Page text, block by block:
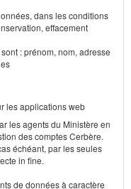
dans les conditions
effacement
: prénom, nom, adresse
les applications web
les agents du Ministère en
des comptes Cerbère.
échéant, par les seules
in fine.
de données à caractère